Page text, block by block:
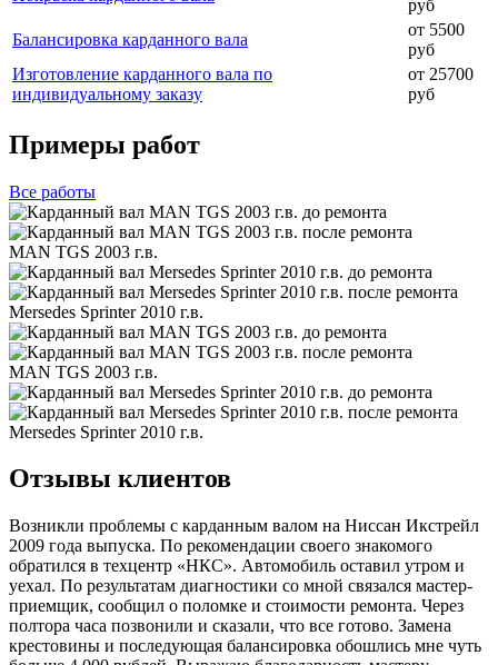
руб
Балансировка карданного вала
от 5500
руб
Изготовление карданного вала по
индивидуальному заказу
от 25700
руб
Примеры работ
Все работы
MAN TGS 2003 г.в.
Mersedes Sprinter 2010 г.в.
MAN TGS 2003 г.в.
Mersedes Sprinter 2010 г.в.
Отзывы клиентов
Возникли проблемы с карданным валом на Ниссан Икстрейл
2009 года выпуска. По рекомендации своего знакомого
обратился в техцентр «НКС». Автомобиль оставил утром и
уехал. По результатам диагностики со мной связался мастер-
приемщик, сообщил о поломке и стоимости ремонта. Через
полтора часа позвонили и сказали, что все готово. Замена
крестовины и последующая балансировка обошлись мне чуть